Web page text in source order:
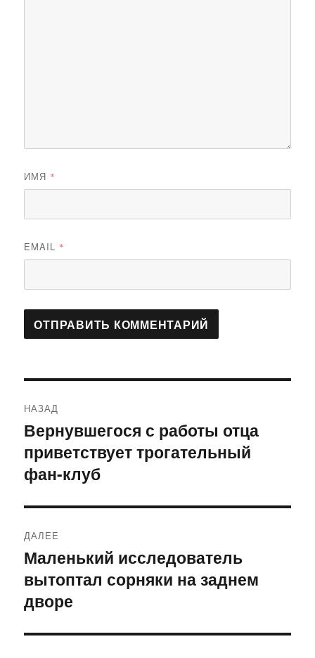
ИМЯ *
EMAIL *
по
записям
НАЗАД
Предыдущая
запись:
Вернувшегося с работы отца
приветствует трогательный
фан-клуб
ДАЛЕЕ
Следующая
запись:
Маленький исследователь
вытоптал сорняки на заднем
дворе